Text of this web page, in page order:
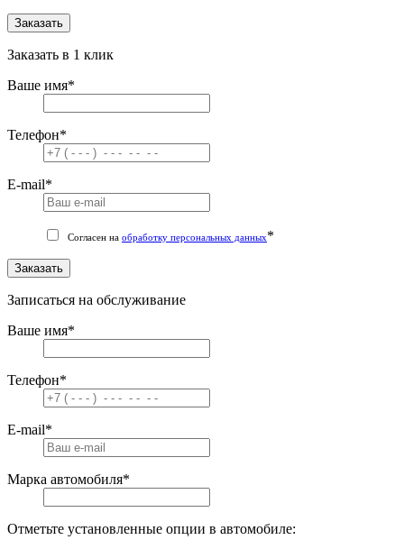
Заказать
Заказать в 1 клик
Ваше имя*
Телефон*
E-mail*
Согласен на обработку персональных данных*
Заказать
Записаться на обслуживание
Ваше имя*
Телефон*
E-mail*
Марка автомобиля*
Отметьте установленные опции в автомобиле: